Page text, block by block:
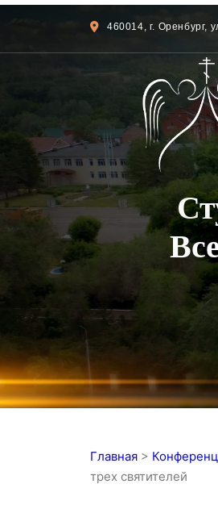
460014, г. Оренбург,
Главная >
трех святителей